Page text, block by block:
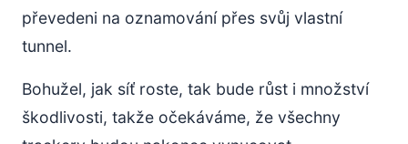
převedeni na oznamování přes svůj vlastní
tunnel.
Bohužel, jak síť roste, tak bude růst i množství
škodlivosti, takže očekáváme, že všechny